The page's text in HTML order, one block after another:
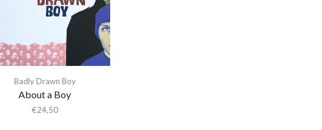
Badly Drawn Boy
About a Boy
€24,50